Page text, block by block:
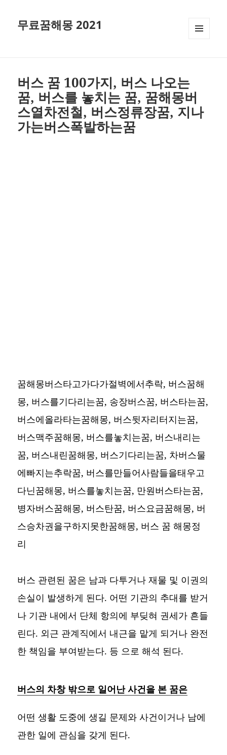
무료꿈해몽 2021
버스 꿈 100가지, 버스 나오는
꿈, 버스를 놓치는 꿈, 꿈해몽버
스열차전철, 버스정류장꿈, 지나
가는버스폭발하는꿈
꿈해몽버스타고가다가절벽에서추락, 버스꿈해
몽, 버스를기다리는꿈, 송장버스꿈, 버스타는꿈,
버스에올라타는꿈해몽, 버스뒷자리터지는꿈,
버스맥주꿈해몽, 버스를놓치는꿈, 버스내리는
꿈, 버스내린꿈해몽, 버스기다리는꿈, 차버스물
에빠지는추락꿈, 버스를만들어사람들을태우고
다닌꿈해몽, 버스를놓치는꿈, 만원버스타는꿈,
병자버스꿈해몽, 버스탄꿈, 버스요금꿈해몽, 버
스승차권을구하지못한꿈해몽, 버스 꿈 해몽정
리
버스 관련된 꿈은 남과 다투거나 재물 및 이권의
손실이 발생하게 된다. 어떤 기관의 추대를 받거
나 기관 내에서 단체 항의에 부딪혀 권세가 흔들
린다. 외근 관계직에서 내근을 맡게 되거나 완전
한 책임을 부여받는다. 등 으로 해석 된다.
버스의 차창 밖으로 일어난 사건을 본 꿈은
어떤 생활 도중에 생길 문제와 사건이거나 남에
관한 일에 관심을 갖게 된다.